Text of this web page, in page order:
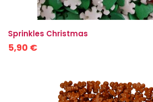
Sprinkles Christmas
5,90 €